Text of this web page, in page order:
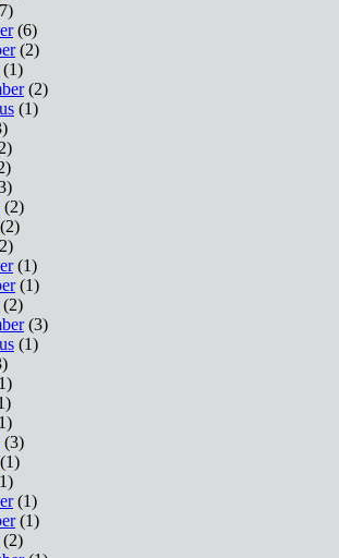
(6)
(2)
(1)
(2)
(1)
(2)
(1)
(1)
(2)
(3)
(1)
(3)
(1)
(1)
(2)